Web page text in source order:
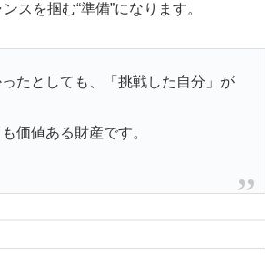
スを掴む“準備”になります。
たとしても、「挑戦した自分」が
価値ある財産です。